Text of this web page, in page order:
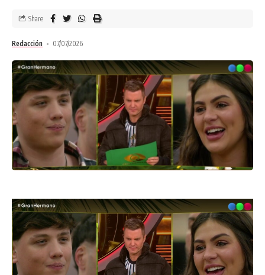
Redacción 07/07/2026
Share